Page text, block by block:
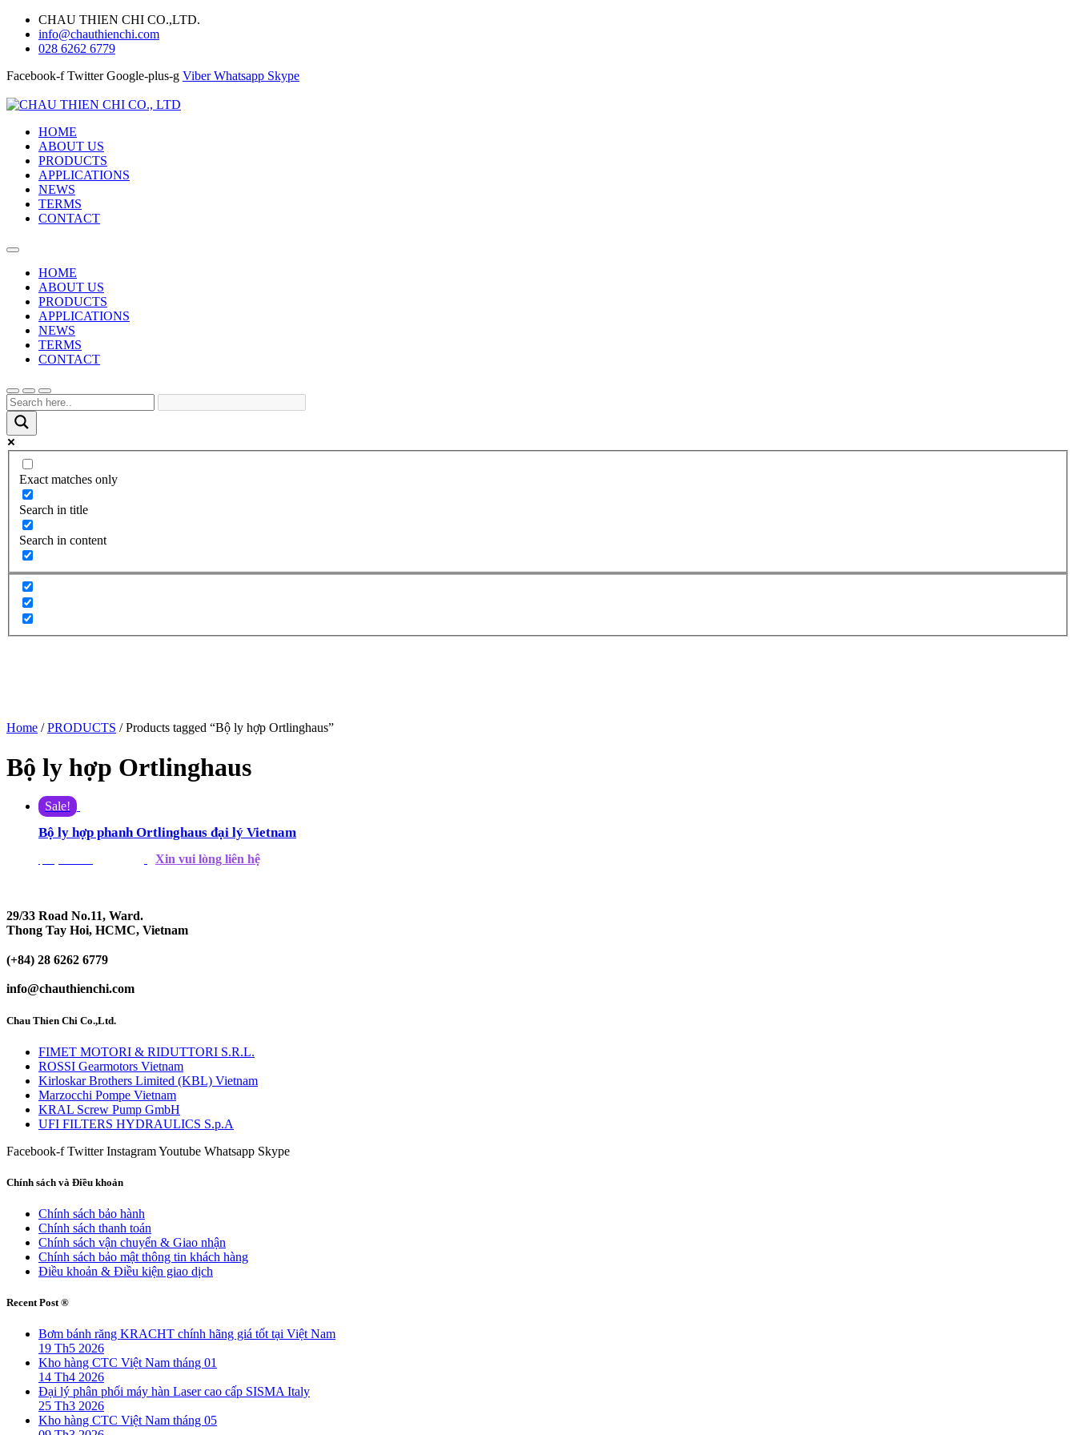
CHAU THIEN CHI CO.,LTD.
info@chauthienchi.com
028 6262 6779
Facebook-f Twitter Google-plus-g Viber Whatsapp Skype
HOME
ABOUT US
PRODUCTS
APPLICATIONS
NEWS
TERMS
CONTACT
HOME
ABOUT US
PRODUCTS
APPLICATIONS
NEWS
TERMS
CONTACT
Exact matches only
Search in title
Search in content
Home /PRODUCTS / Products tagged “Bộ ly hợp Ortlinghaus”
Bộ ly hợp Ortlinghaus
Sale!
Bộ ly hợp phanh Ortlinghaus đại lý Vietnam
Xin vui lòng liên hệ
29/33 Road No.11, Ward.
Thong Tay Hoi, HCMC, Vietnam
(+84) 28 6262 6779
info@chauthienchi.com
Chau Thien Chi Co.,Ltd.
FIMET MOTORI & RIDUTTORI S.R.L.
ROSSI Gearmotors Vietnam
Kirloskar Brothers Limited (KBL) Vietnam
Marzocchi Pompe Vietnam
KRAL Screw Pump GmbH
UFI FILTERS HYDRAULICS S.p.A
Facebook-f Twitter InstagramYoutube Whatsapp Skype
Chính sách và Điều khoản
Chính sách bảo hành
Chính sách thanh toán
Chính sách vận chuyển & Giao nhận
Chính sách bảo mật thông tin khách hàng
Điều khoản & Điều kiện giao dịch
Recent Post ®
Bơm bánh răng KRACHT chính hãng giá tốt tại Việt Nam
19 Th5 2026
Kho hàng CTC Việt Nam tháng 01
14 Th4 2026
Đại lý phân phối máy hàn Laser cao cấp SISMA Italy
25 Th3 2026
Kho hàng CTC Việt Nam tháng 05